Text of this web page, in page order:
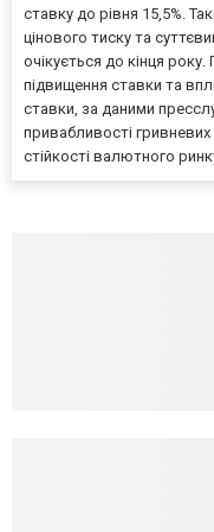
ставку до рівня 15,5%.
цінового тиску та
очікується до кінця
підвищення ставки та
ставки, за даними
привабливості
стійкості валютного